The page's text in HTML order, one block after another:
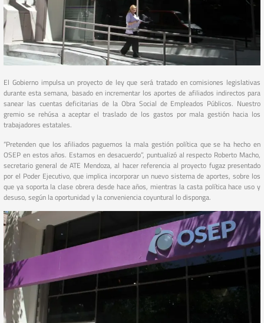
El Gobierno impulsa un proyecto de ley que será tratado en comisiones legislativas
durante esta semana, basado en incrementar los aportes de afiliados indirectos para
sanear las cuentas deficitarias de la Obra Social de Empleados Públicos. Nuestro
gremio se rehúsa a aceptar el traslado de los gastos por mala gestión hacia los
trabajadores estatales.
“Pretenden que los afiliados paguemos la mala gestión política que se ha hecho en
OSEP en estos años. Estamos en desacuerdo”, puntualizó al respecto Roberto Macho,
secretario general de ATE Mendoza, al hacer referencia al proyecto fugaz presentado
por el Poder Ejecutivo, que implica incorporar un nuevo sistema de aportes, sobre los
que ya soporta la clase obrera desde hace años, mientras la casta política hace uso y
desuso, según la oportunidad y la conveniencia coyuntural lo disponga.